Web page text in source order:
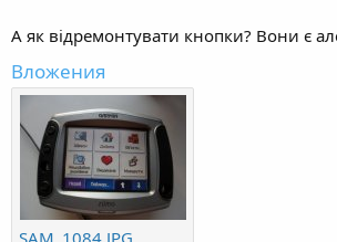
А як відремонтувати кнопки? Вони є
Вложения